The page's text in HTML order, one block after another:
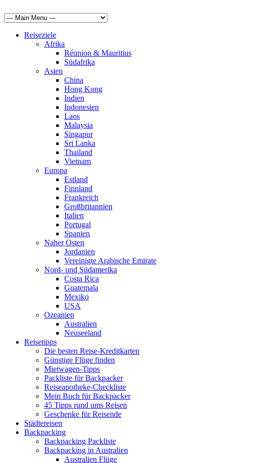
Reiseziele
Afrika
Réunion & Mauritius
Südafrika
Asien
China
Hong Kong
Indien
Indonesien
Laos
Malaysia
Singapur
Sri Lanka
Thailand
Vietnam
Europa
Estland
Finnland
Frankreich
Großbritannien
Italien
Portugal
Spanien
Naher Osten
Jordanien
Vereinigte Arabische Emirate
Nord- und Südamerika
Costa Rica
Guatemala
Mexiko
USA
Ozeanien
Australien
Neuseeland
Reisetipps
Die besten Reise-Kreditkarten
Günstige Flüge finden
Mietwagen-Tipps
Packliste für Backpacker
Reiseapotheke-Checkliste
Mein Buch für Backpacker
45 Tipps rund ums Reisen
Geschenke für Reisende
Städtereisen
Backpacking
Backpacking Packliste
Backpacking in Australien
Australien Flüge